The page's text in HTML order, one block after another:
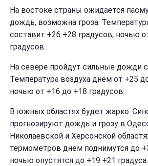
На востоке страны ожидается
дождь, возможна гроза.
составит +26 +28 градусов, ночью
градусов.
На севере пройдут сильные дожди
Температура воздуха днем от +25
ночью от +16 до +18 градусов.
В южных областях будет жарко.
прогнозируют дождь и грозу в
Николаевской и Херсонской
термометров днем поднимутся до
ночью опустятся до +19 +21 градуса.